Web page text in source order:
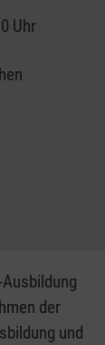
Uhr
der
und